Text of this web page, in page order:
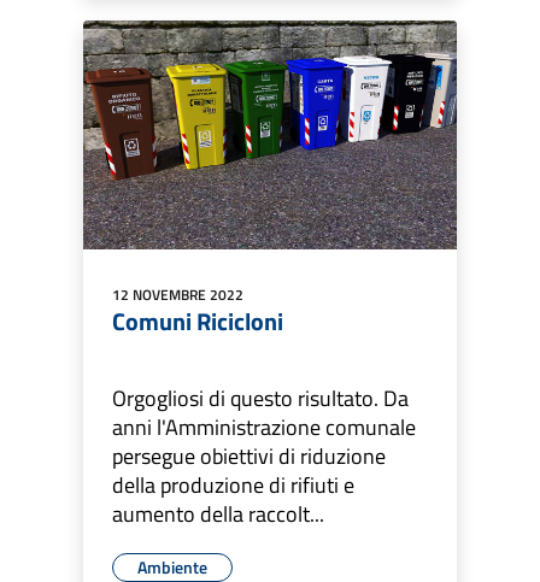
12 NOVEMBRE 2022
Comuni Ricicloni
Orgogliosi di questo risultato. Da
anni l'Amministrazione comunale
persegue obiettivi di riduzione
della produzione di rifiuti e
aumento della raccolt...
Ambiente